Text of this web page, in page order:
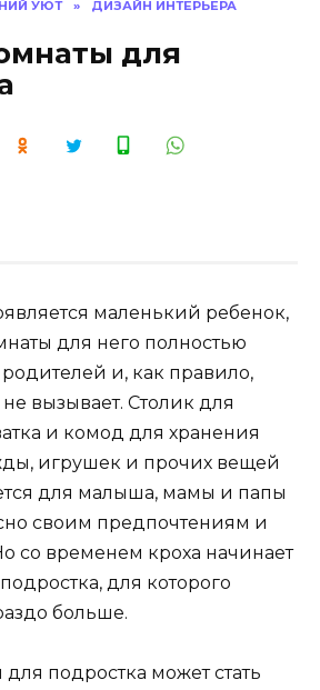
УЮТ » ДИЗАЙН ИНТЕРЬЕРА
для
маленький ребенок,
для него полностью
и, как правило,
вызывает. Столик для
и комод для хранения
игрушек и прочих вещей
для малыша, мамы и папы
своим предпочтениям и
со временем кроха начинает
для которого
больше.
подростка может стать